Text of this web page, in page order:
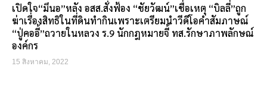
เปิดใจ“มึนอ”หลัง อสส.สั่งฟ้อง “ชัยวัฒน์”เชื่อเหตุ “บิลลี่”ถูก
ฆ่าเรื่องสิทธิในที่ดินทำกินเพราะเตรียมนำวีดีโอคำสัมภาษณ์
“ปู่คออี้”ถวายในหลวง ร.9 นักกฎหมายจี้ ทส.รักษาภาพลักษณ์
องค์กร
15 สิงหาคม, 2022